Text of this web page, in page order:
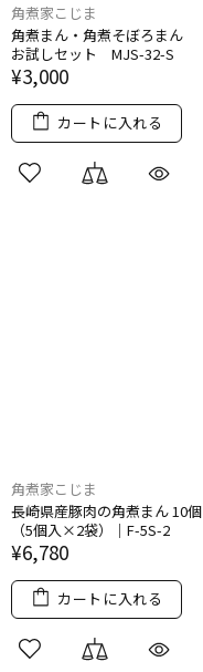
角煮家こじま
角煮まん・角煮​そぼろまん​
お試しセット MJS-32-S
¥3,000
カートに入れる
角煮家こじま
長崎県産豚肉の​角煮まん 10個​
（5個入×2袋）​｜F-5S-2
¥6,780
カートに入れる